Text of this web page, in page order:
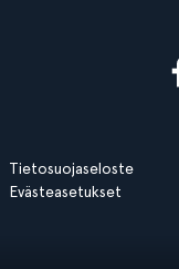
Tietosuojaseloste
Evästeasetukset